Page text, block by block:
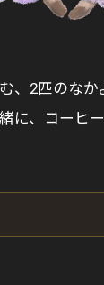
、2匹のなか
に、コーヒ